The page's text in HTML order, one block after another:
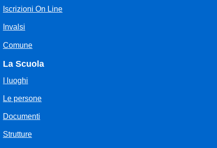
Iscrizioni On Line
Invalsi
Comune
La Scuola
I luoghi
Le persone
Documenti
Strutture